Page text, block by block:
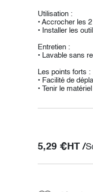
Utilisation :
• Accrocher les
• Installer les
Entretien :
• Lavable sans
Les points forts :
• Facilité de
• Tenir le
5,29€ HT /